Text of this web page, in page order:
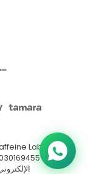
© 2026
Lab
الإلكتروني: 0000014446 جميع الحقوق